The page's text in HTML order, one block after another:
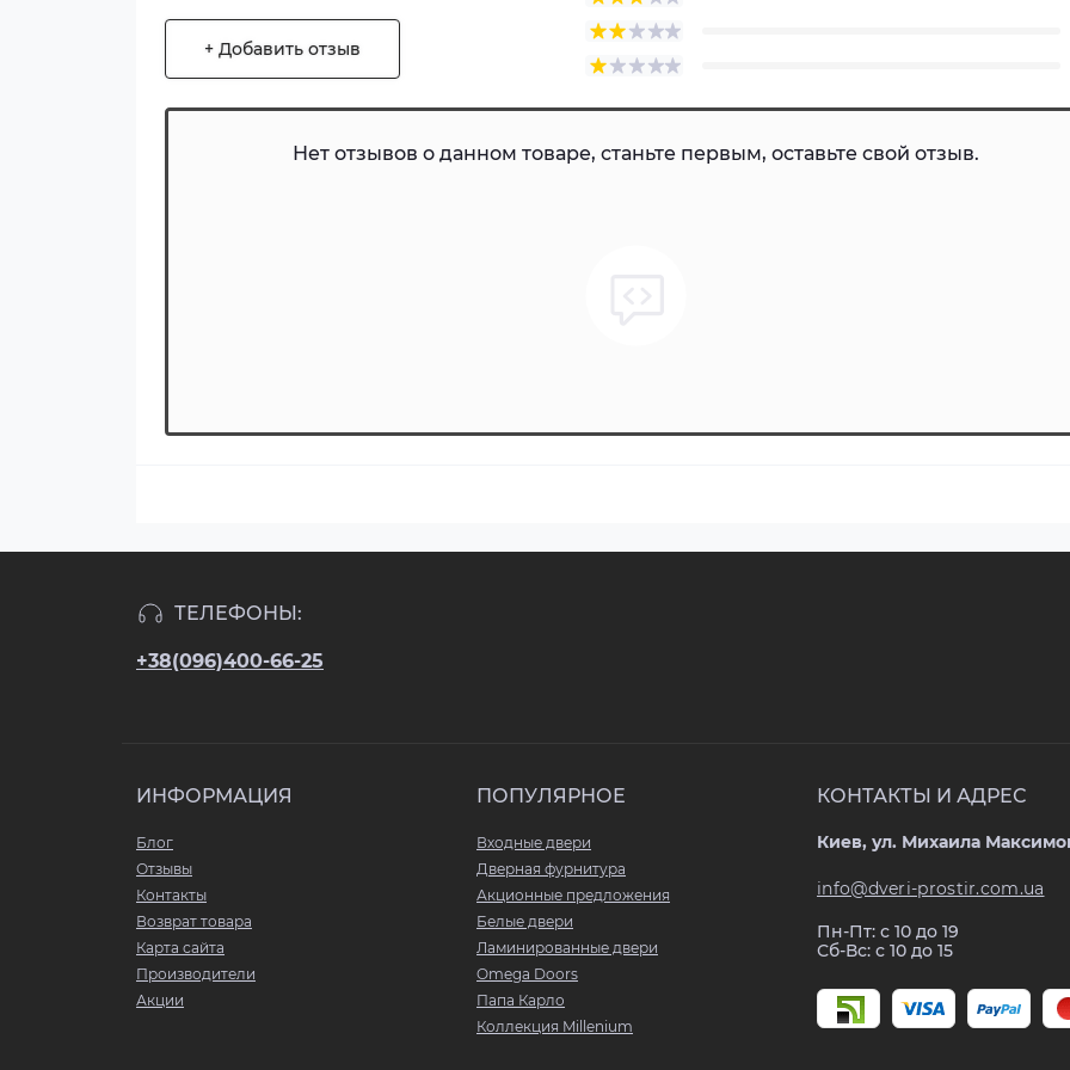
+ Добавить отзыв
Нет отзывов о данном товаре, станьте первым, оставьте свой отзыв.
ТЕЛЕФОНЫ:
+38(096)400-66-25
ИНФОРМАЦИЯ
Блог
Отзывы
Контакты
Возврат товара
Карта сайта
Производители
Акции
ПОПУЛЯРНОЕ
Входные двери
Дверная фурнитура
Акционные предложения
Белые двери
Ламинированные двери
Omega Doors
Папа Карло
Коллекция Millenium
КОНТАКТЫ И АДРЕС
Киев, ул. Михаила
info@dveri-prostir.com.ua
Пн-Пт: с 10 до 19
Сб-Вс: с 10 до 15